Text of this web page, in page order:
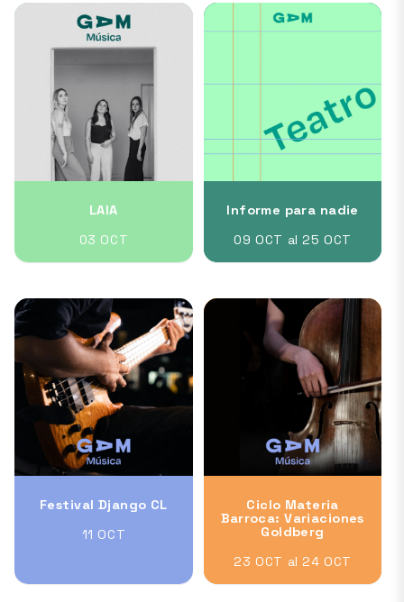
LAIA
03 OCT
Informe para nadie
09 OCT al 25 OCT
Festival Django CL
11 OCT
Ciclo Materia
Barroca: Variaciones
Goldberg
23 OCT al 24 OCT